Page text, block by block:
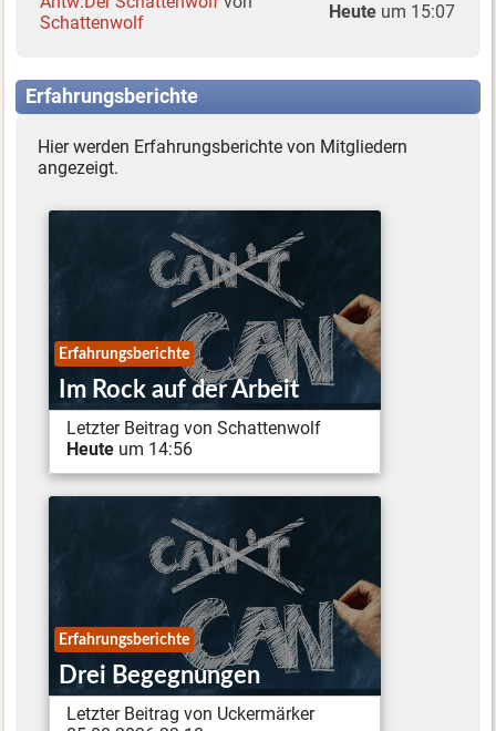
Schattenwolf
Heute um 15:07
Erfahrungsberichte
Hier werden Erfahrungsberichte von Mitgliedern
angezeigt.
Erfahrungsberichte
Im Rock auf der Arbeit
Letzter Beitrag von Schattenwolf
Heute um 14:56
Erfahrungsberichte
Drei Begegnungen
Letzter Beitrag von Uckermärker